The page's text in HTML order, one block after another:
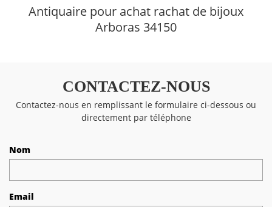
Antiquaire pour achat rachat de bijoux
Arboras 34150
CONTACTEZ-NOUS
Contactez-nous en remplissant le formulaire ci-dessous ou
directement par téléphone
Nom
Email